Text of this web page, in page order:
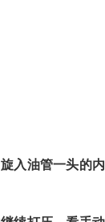
入油管一头的